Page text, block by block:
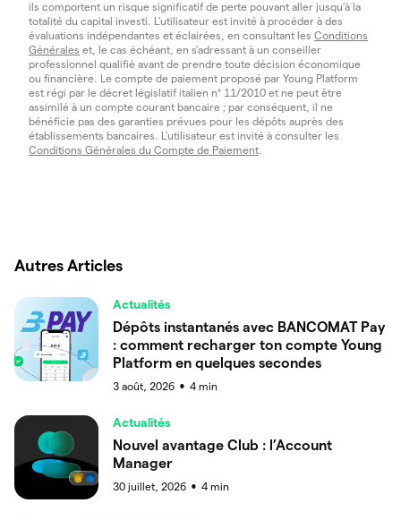
ils comportent un risque significatif de perte pouvant aller jusqu'à la
totalité du capital investi. L'utilisateur est invité à procéder à des
évaluations indépendantes et éclairées, en consultant les Conditions
Générales et, le cas échéant, en s'adressant à un conseiller
professionnel qualifié avant de prendre toute décision économique
ou financière. Le compte de paiement proposé par Young Platform
est régi par le décret législatif italien n° 11/2010 et ne peut être
assimilé à un compte courant bancaire ; par conséquent, il ne
bénéficie pas des garanties prévues pour les dépôts auprès des
établissements bancaires. L'utilisateur est invité à consulter les
Conditions Générales du Compte de Paiement.
Autres Articles
Actualités
Dépôts instantanés avec BANCOMAT Pay
: comment recharger ton compte Young
Platform en quelques secondes
3 août, 2026 ● 4 min
Actualités
Nouvel avantage Club : l’Account
Manager
30 juillet, 2026 ● 4 min